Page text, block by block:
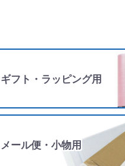
ギフト・ラッピング用
メール便・小物用